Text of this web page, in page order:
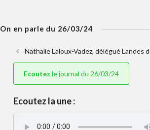
On en parle du 26/03/24
Nathalie Laloux-Vadez, délégué Landes
Ecoutez le journal du 26/03/24
Ecoutez la une :